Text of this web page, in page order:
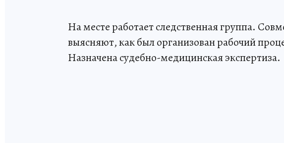
На месте работает следственная группа.
выясняют, как был организован рабочий
Назначена судебно-медицинская экспертиза.